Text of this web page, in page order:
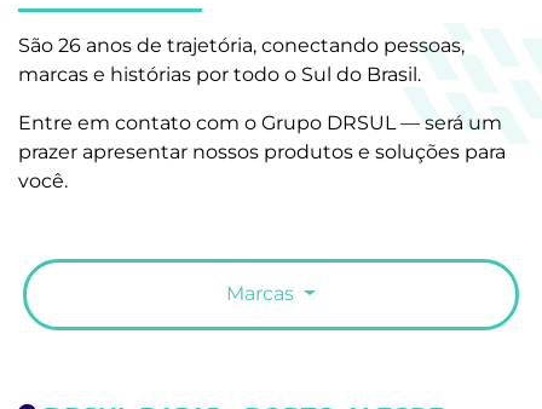
São 26 anos de trajetória, conectando pessoas,
marcas e histórias por todo o Sul do Brasil.
Entre em contato com o Grupo DRSUL — será um
prazer apresentar nossos produtos e soluções para
você.
Marcas